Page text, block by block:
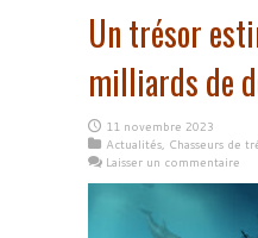
Un trésor
milliards de
11 novembre 2023
Actualités, Chasseurs de
Laisser un commentaire